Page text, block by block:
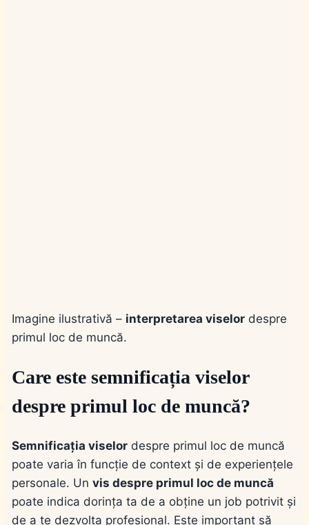
Imagine ilustrativă – interpretarea viselor despre
primul loc de muncă.
Care este semnificația viselor
despre primul loc de muncă?
Semnificația viselor despre primul loc de muncă
poate varia în funcție de context și de experiențele
personale. Un vis despre primul loc de muncă
poate indica dorința ta de a obține un job potrivit și
de a te dezvolta profesional. Este important să